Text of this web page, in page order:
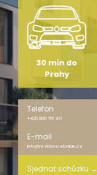
30 min do
Prahy
Telefon
+420 800 701 411
E-mail
info@rezidencebabin.cz
Sjednat schůzku →